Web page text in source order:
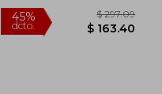
45%
Social Research
Methods) (en Inglés)